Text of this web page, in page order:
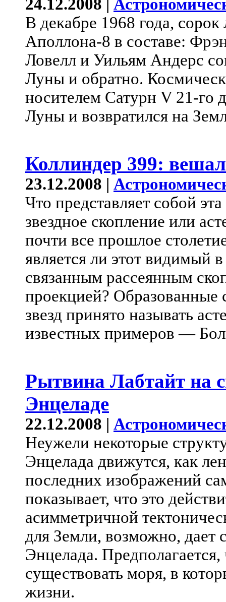
24.12.2008 |
В декабре 1968 года, сорок
Аполлона-8 в составе:
Ловелл и Уильям Андерс
Луны и обратно.
носителем Сатурн V 21-го
Луны и возвратился на
Коллиндер 399:
23.12.2008 |
Что представляет собой
звездное скопление или
почти все прошлое
является ли этот видимый
связанным рассеянным
проекцией?
звезд принято называть
известных примеров —
Рытвина Лабтайт на
Энцеладе
22.12.2008 |
Неужели некоторые
Энцелада движутся, как
последних изображений
показывает, что это
асимметричной
для Земли, возможно, дает
Энцелада.
существовать моря, в
жизни.